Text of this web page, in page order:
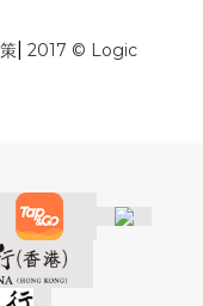
| 2017 © Logic